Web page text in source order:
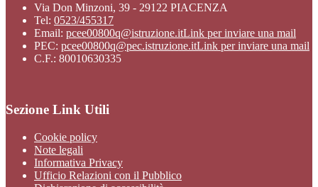
Via Don Minzoni, 39 - 29122 PIACENZA
Tel: 0523/455317
Email: pcee00800q@istruzione.itLink per inviare una mail
PEC: pcee00800q@pec.istruzione.itLink per inviare una mail
C.F.: 80010630335
Sezione Link Utili
Cookie policy
Note legali
Informativa Privacy
Ufficio Relazioni con il Pubblico